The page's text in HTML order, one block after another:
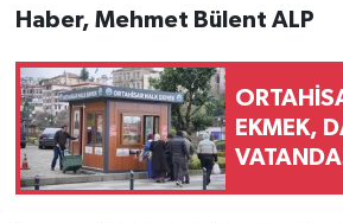
Haber, Mehmet Bülent ALP
EKMEK,